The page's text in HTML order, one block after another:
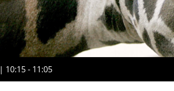
10:15 - 11:05